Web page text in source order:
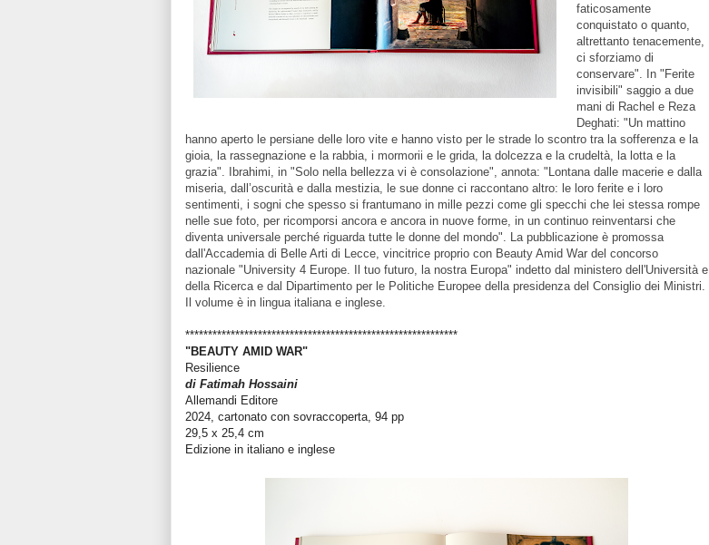
faticosamente
conquistato o quanto,
altrettanto tenacemente,
ci sforziamo di
conservare". In "Ferite
invisibili" saggio a due
mani di Rachel e Reza
Deghati: "Un mattino
hanno aperto le persiane delle loro vite e hanno visto per le strade lo scontro tra la sofferenza e la
gioia, la rassegnazione e la rabbia, i mormorii e le grida, la dolcezza e la crudeltà, la lotta e la
grazia". Ibrahimi, in "Solo nella bellezza vi è consolazione", annota: "Lontana dalle macerie e dalla
miseria, dall’oscurità e dalla mestizia, le sue donne ci raccontano altro: le loro ferite e i loro
sentimenti, i sogni che spesso si frantumano in mille pezzi come gli specchi che lei stessa rompe
nelle sue foto, per ricomporsi ancora e ancora in nuove forme, in un continuo reinventarsi che
diventa universale perché riguarda tutte le donne del mondo". La pubblicazione è promossa
dall'Accademia di Belle Arti di Lecce, vincitrice proprio con Beauty Amid War del concorso
nazionale "University 4 Europe. Il tuo futuro, la nostra Europa" indetto dal ministero dell'Università e
della Ricerca e dal Dipartimento per le Politiche Europee della presidenza del Consiglio dei Ministri.
Il volume è in lingua italiana e inglese.
************************************************************
"BEAUTY AMID WAR"
Resilience
di Fatimah Hossaini
Allemandi Editore
2024, cartonato con sovraccoperta, 94 pp
29,5 x 25,4 cm
Edizione in italiano e inglese